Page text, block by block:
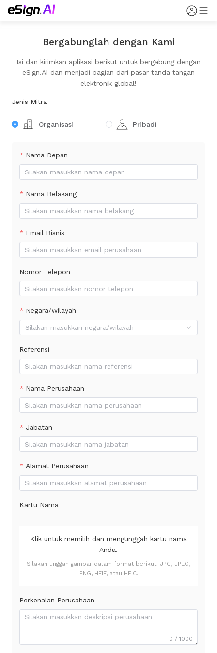
Bergabunglah dengan Kami
Isi dan kirimkan aplikasi berikut untuk bergabung dengan
eSign.AI dan menjadi bagian dari pasar tanda tangan
elektronik global!
Jenis Mitra
Organisasi Pribadi
Nama Depan
Nama Belakang
Email Bisnis
Nomor Telepon
Negara/Wilayah
Silakan masukkan negara/wilayah
Referensi
Nama Perusahaan
Jabatan
Alamat Perusahaan
Kartu Nama
Klik untuk memilih dan mengunggah kartu nama
Anda.
Silakan unggah gambar dalam format berikut: JPG, JPEG,
PNG, HEIF, atau HEIC.
Perkenalan Perusahaan
0 / 1000